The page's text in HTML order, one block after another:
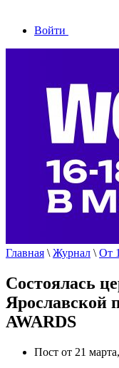
Войти
Главная \ Журнал \ От
Состоялась
Ярославской
AWARDS
Пост от 21